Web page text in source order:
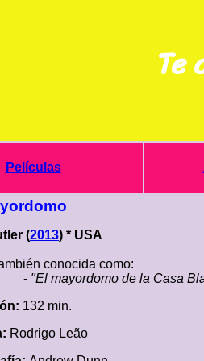
Te
Películas
(2013) * USA
conocida como:
"El mayordomo de la Casa
132 min.
Rodrigo Leão